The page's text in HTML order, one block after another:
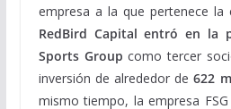
empresa a la que pertenece la
RedBird Capital entró en la
Sports Group como tercer
inversión de alrededor de622
mismo tiempo, la empresa